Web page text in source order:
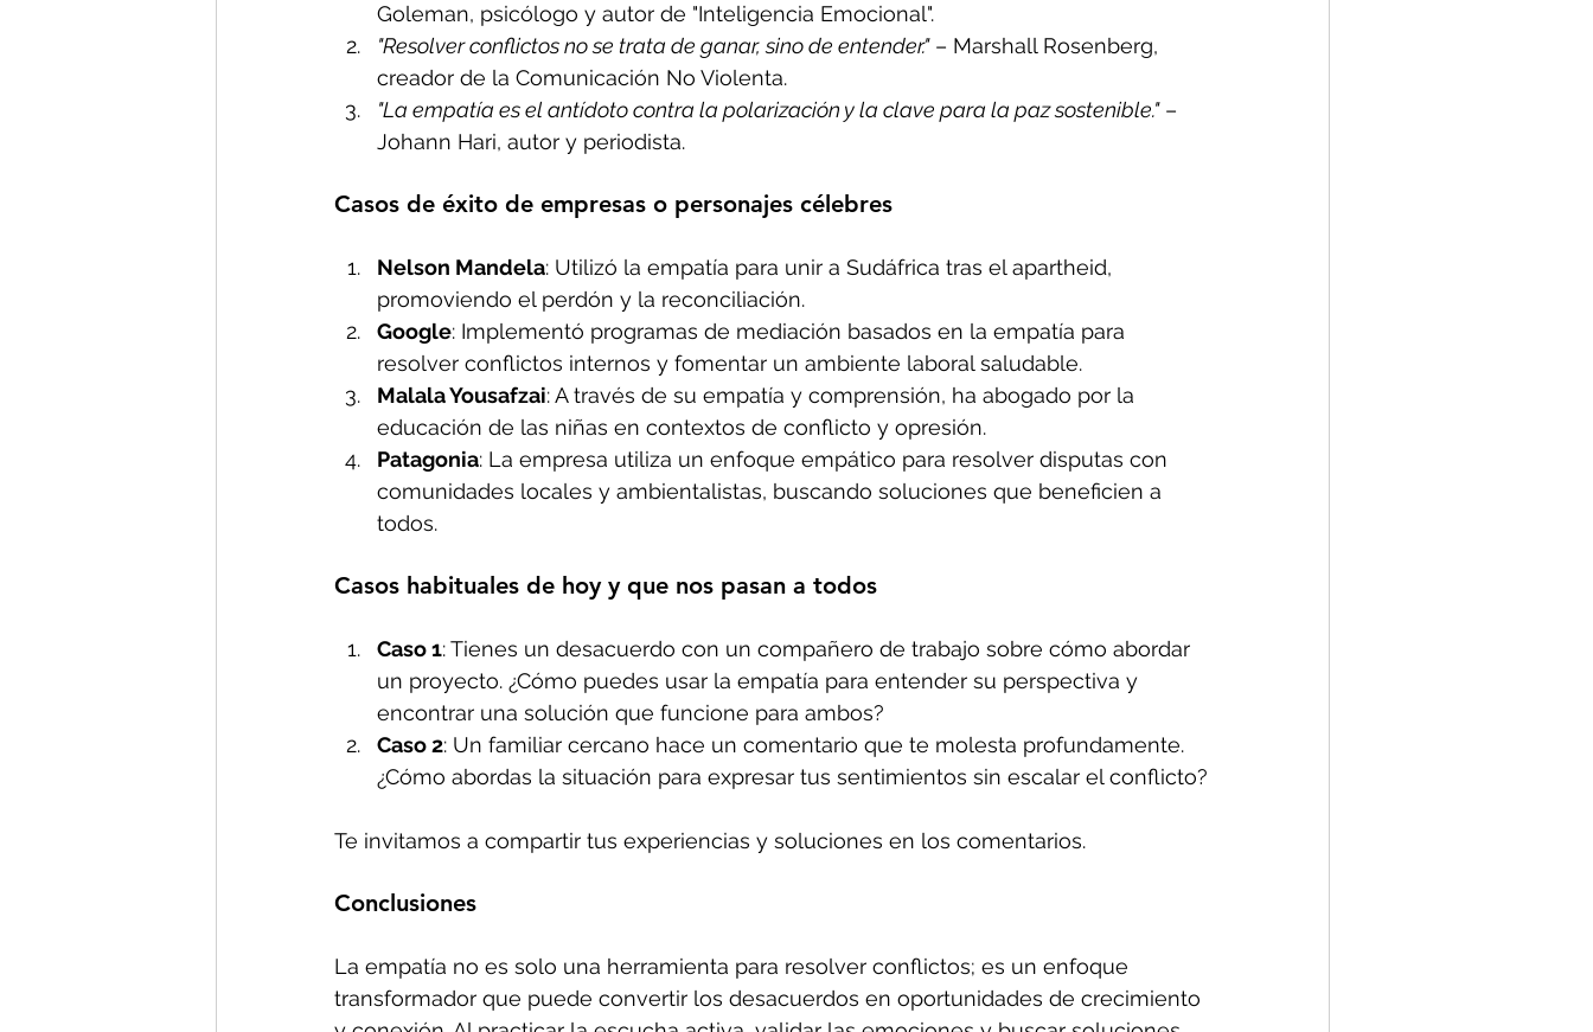
Goleman, psicólogo y autor de "Inteligencia Emocional".
"Resolver conflictos no se trata de ganar, sino de entender." – Marshall Rosenberg,
creador de la Comunicación No Violenta.
"La empatía es el antídoto contra la polarización y la clave para la paz sostenible." –
Johann Hari, autor y periodista.
Casos de éxito de empresas o personajes célebres
Nelson Mandela: Utilizó la empatía para unir a Sudáfrica tras el apartheid,
promoviendo el perdón y la reconciliación.
Google: Implementó programas de mediación basados en la empatía para
resolver conflictos internos y fomentar un ambiente laboral saludable.
Malala Yousafzai: A través de su empatía y comprensión, ha abogado por la
educación de las niñas en contextos de conflicto y opresión.
Patagonia: La empresa utiliza un enfoque empático para resolver disputas con
comunidades locales y ambientalistas, buscando soluciones que beneficien a
todos.
Casos habituales de hoy y que nos pasan a todos
Caso 1: Tienes un desacuerdo con un compañero de trabajo sobre cómo abordar
un proyecto. ¿Cómo puedes usar la empatía para entender su perspectiva y
encontrar una solución que funcione para ambos?
Caso 2: Un familiar cercano hace un comentario que te molesta profundamente.
¿Cómo abordas la situación para expresar tus sentimientos sin escalar el conflicto?
Te invitamos a compartir tus experiencias y soluciones en los comentarios.
Conclusiones
La empatía no es solo una herramienta para resolver conflictos; es un enfoque
transformador que puede convertir los desacuerdos en oportunidades de crecimiento